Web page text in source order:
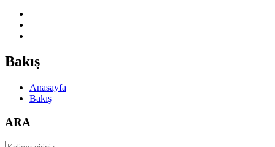
Bakış
Anasayfa
Bakış
ARA